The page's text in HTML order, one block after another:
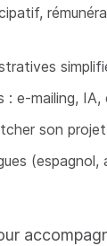
: e-mailing,
son